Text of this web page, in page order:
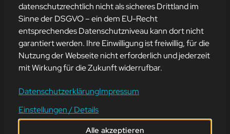
E-Mail:kontakt@mission-webstyle.de
Navigation
Webseitenerstellung
Webseite mieten
Webseiten Betreuung
Über Uns
Kontakt
Leistungen
datenschutzrechtlich nicht als sicheres Drittland im
Sinne der DSGVO – ein dem EU-Recht
entsprechendes Datenschutzniveau kann dort nicht
garantiert werden. Ihre Einwilligung ist freiwillig, für die
Nutzung der Webseite nicht erforderlich und jederzeit
mit Wirkung für die Zukunft widerrufbar.
DatenschutzerklärungImpressum
Einstellungen / Details
Alle akzeptieren